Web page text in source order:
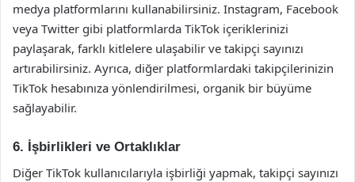
medya platformlarını kullanabilirsiniz. Instagram, Facebook
veya Twitter gibi platformlarda TikTok içeriklerinizi
paylaşarak, farklı kitlelere ulaşabilir ve takipçi sayınızı
artırabilirsiniz. Ayrıca, diğer platformlardaki takipçilerinizin
TikTok hesabınıza yönlendirilmesi, organik bir büyüme
sağlayabilir.
6. İşbirlikleri ve Ortaklıklar
Diğer TikTok kullanıcılarıyla işbirliği yapmak, takipçi sayınızı